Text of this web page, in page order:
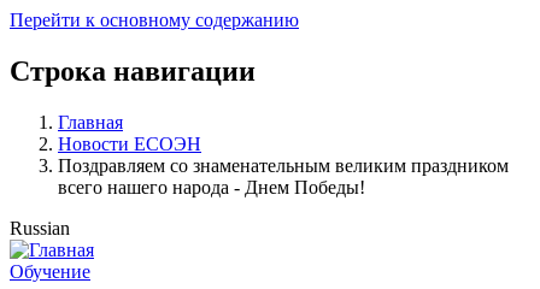
Перейти к основному содержанию
Строка навигации
Главная
Новости ЕСОЭН
Поздравляем со знаменательным великим праздником
всего нашего народа - Днем Победы!
Russian
Обучение